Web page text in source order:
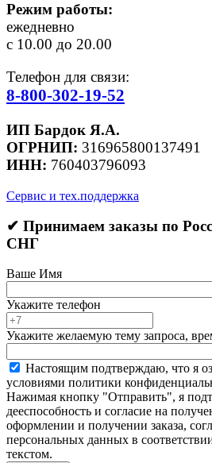
Режим работы:
ежедневно
с 10.00 до 20.00
Телефон для связи:
8-800-302-19-52
ИП Бардок Я.А.
ОГРНИП: 316965800137491
ИНН: 760403796093
Сервис и тех.поддержка
✔ Принимаем заказы по
СНГ
Ваше Имя
Укажите телефон
Укажите желаемую тему запроса,
Настоящим подтверждаю, что я
условиями политики
Нажимая кнопку "Отправить", я
дееспособность и согласие на
оформлении и получении заказа,
персональных данных в
текстом.